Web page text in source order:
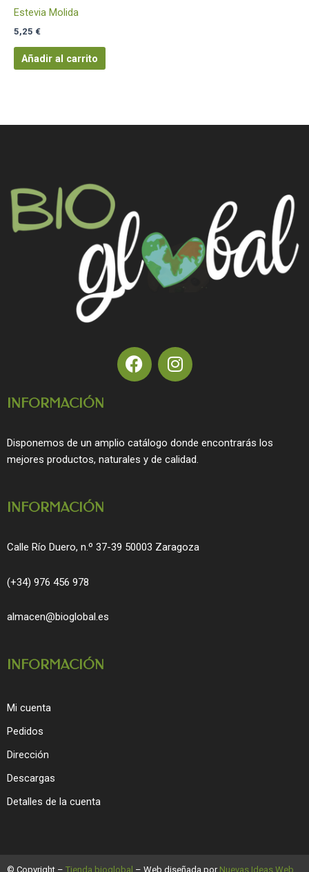
Estevia Molida
5,25 €
Añadir al carrito
F
a
o
o
I
n
g
r
INFORMACIÓN
Disponemos de un amplio catálogo donde encontrarás los
mejores productos, naturales y de calidad.
INFORMACIÓN
Calle Río Duero, n.º 37-39 50003 Zaragoza
(+34) 976 456 978
almacen@bioglobal.es
INFORMACIÓN
Mi cuenta
Pedidos
Dirección
Descargas
Detalles de la cuenta
© Copyright – Tienda bioglobal – Web diseñada por Nuevas Ideas Web